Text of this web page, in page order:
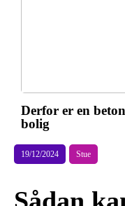
Derfor er en
bolig
19/12/2024 Stue